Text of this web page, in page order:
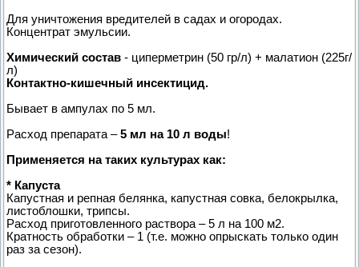
Для уничтожения вредителей в садах и огородах.
Концентрат эмульсии.
Химический состав - циперметрин (50 гр/л) + малатион (225г/
л)
Контактно-кишечный инсектицид.
Бывает в ампулах по 5 мл.
Расход препарата –5 мл на 10 л воды!
Применяется на таких культурах как:
* Капуста
Капустная и репная белянка, капустная совка, белокрылка,
листоблошки, трипсы.
Расход приготовленного раствора – 5 л на 100 м2.
Кратность обработки – 1 (т.е. можно опрыскать только один
раз за сезон).